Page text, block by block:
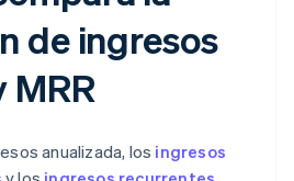
de ingresos
MRR
anualizada, los ingresos